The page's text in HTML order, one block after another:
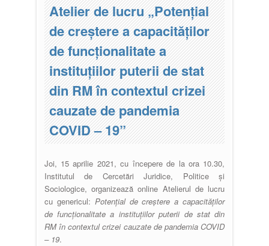
Atelier de lucru „Potențial
de creștere a capacităților
de funcționalitate a
instituțiilor puterii de stat
din RM în contextul crizei
cauzate de pandemia
COVID – 19”
Joi, 15 aprilie 2021, cu începere de la ora 10.30,
Institutul de Cercetări Juridice, Politice și
Sociologice, organizează online Atelierul de lucru
cu genericul: Potențial de creștere a capacităților
de funcționalitate a instituțiilor puterii de stat din
RM în contextul crizei cauzate de pandemia COVID
– 19.